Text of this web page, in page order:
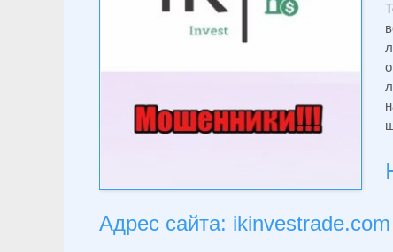
Адрес сайта: ikinvestrade.com